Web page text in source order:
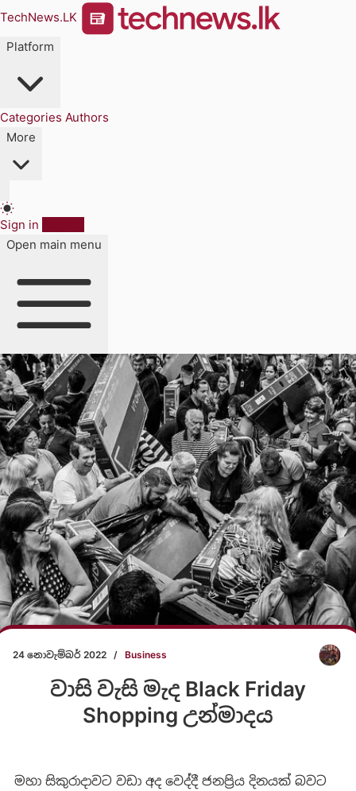
TechNews.LK
Platform
Categories Authors
More
Sign in
Open main menu
24 නොවැම්බර් 2022 / Business
වාසි වැසි මැද Black Friday
Shopping උන්මාදය
මහා සිකුරාදාවට වඩා අද වෙද්දී ජනප්‍රිය දිනයක් බවට